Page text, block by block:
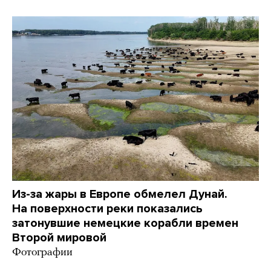
Из-за жары в Европе обмелел Дунай.
На поверхности реки показались
затонувшие немецкие корабли времен
Второй мировой
Фотографии